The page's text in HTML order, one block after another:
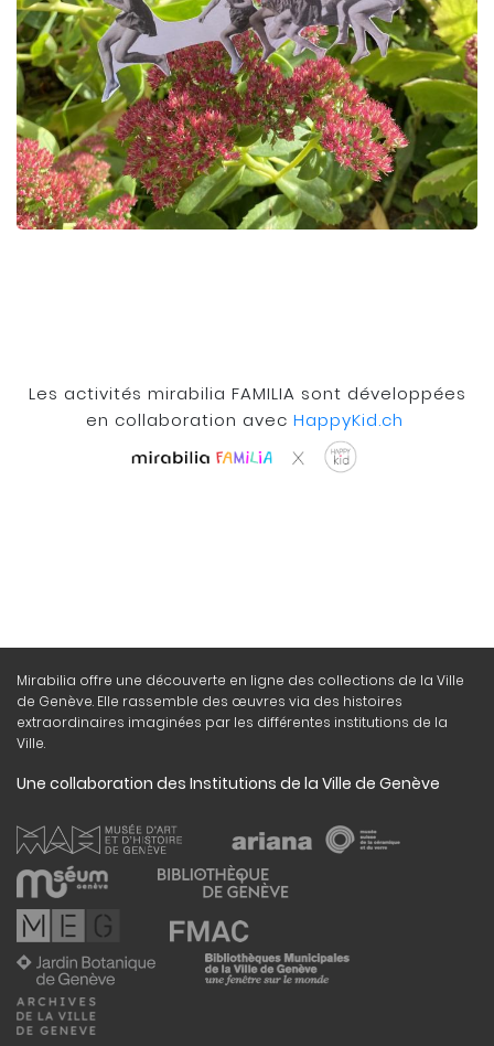
Les activités mirabilia FAMILIA sont développées
en collaboration avec HappyKid.ch
Mirabilia offre une découverte en ligne des collections de la Ville
de Genève. Elle rassemble des œuvres via des histoires
extraordinaires imaginées par les différentes institutions de la
Ville.
Une collaboration des Institutions de la Ville de Genève